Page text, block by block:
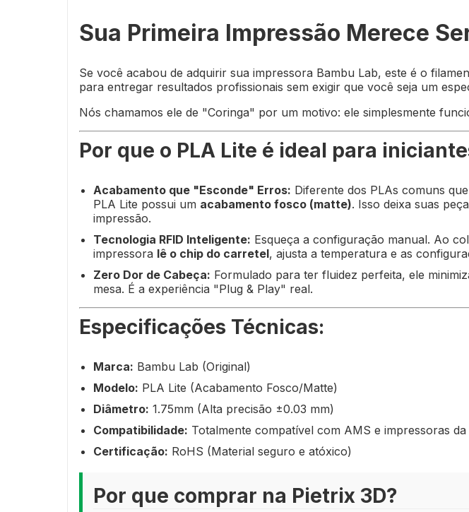
Sua Primeira Impressão Merece
Se você acabou de adquirir sua impressora Bambu Lab, este é o
para entregar resultados profissionais sem exigir que você seja um
Nós chamamos ele de "Coringa" por um motivo: ele simplesmente
Por que o PLA Lite é ideal para
Acabamento que "Esconde" Erros: Diferente dos PLAs comuns
PLA Lite possui um acabamento fosco (matte). Isso deixa suas
impressão.
Tecnologia RFID Inteligente: Esqueça a configuração manual. Ao
impressora lê o chip do carretel, ajusta a temperatura e as
Zero Dor de Cabeça: Formulado para ter fluidez perfeita, ele
mesa. É a experiência "Plug & Play" real.
Especificações Técnicas:
Marca: Bambu Lab (Original)
Modelo: PLA Lite (Acabamento Fosco/Matte)
Diâmetro: 1.75mm (Alta precisão ±0.03 mm)
Compatibilidade: Totalmente compatível com AMS e impressoras da
Certificação: RoHS (Material seguro e atóxico)
Por que comprar na Pietrix 3D?